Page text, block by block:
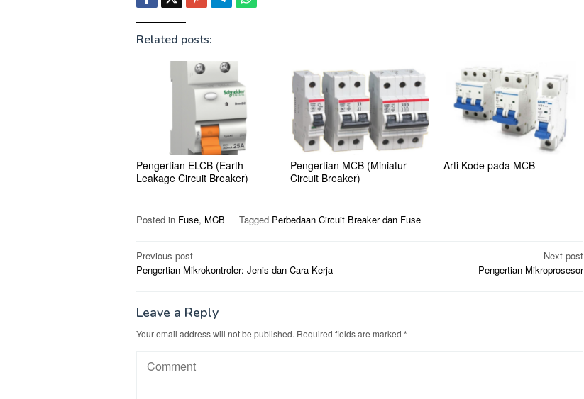
Related posts:
Pengertian ELCB (Earth-
Leakage Circuit Breaker)
Pengertian MCB (Miniatur
Circuit Breaker)
Arti Kode pada MCB
Posted in Fuse, MCB Tagged Perbedaan Circuit Breaker dan Fuse
Post
navigation
Previous post
Pengertian Mikrokontroler: Jenis dan Cara Kerja
Next post
Pengertian Mikroprosesor
Leave a Reply
Your email address will not be published. Required fields are marked *